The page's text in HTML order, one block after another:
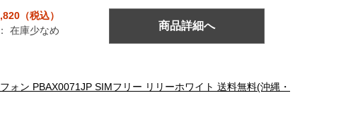
（税込）
在庫少なめ 商品詳細へ
ォン PBAX0071JP SIMフリー リリーホワイト 送料無料(沖縄・